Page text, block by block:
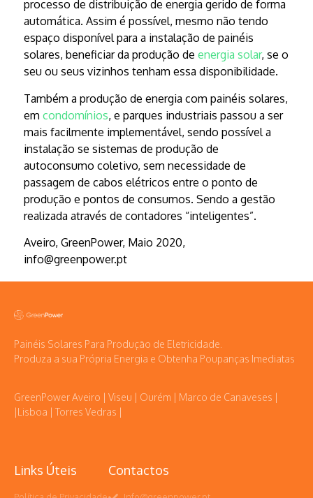
processo de distribuição de energia gerido de forma
automática. Assim é possível, mesmo não tendo
espaço disponível para a instalação de painéis
solares, beneficiar da produção de energia solar, se o
seu ou seus vizinhos tenham essa disponibilidade.
Também a produção de energia com painéis solares,
em condomínios, e parques industriais passou a ser
mais facilmente implementável, sendo possível a
instalação se sistemas de produção de
autoconsumo coletivo, sem necessidade de
passagem de cabos elétricos entre o ponto de
produção e pontos de consumos. Sendo a gestão
realizada através de contadores “inteligentes”.
Aveiro, GreenPower, Maio 2020,
info@greenpower.pt
Painéis Solares Para Produção de Eletricidade.
Produza a sua Própria Energia e Obtenha Poupanças Imediatas
GreenPower Aveiro | Viseu | Ourém | Marco de Canaveses |
|Lisboa | Torres Vedras |
Links Úteis Contactos